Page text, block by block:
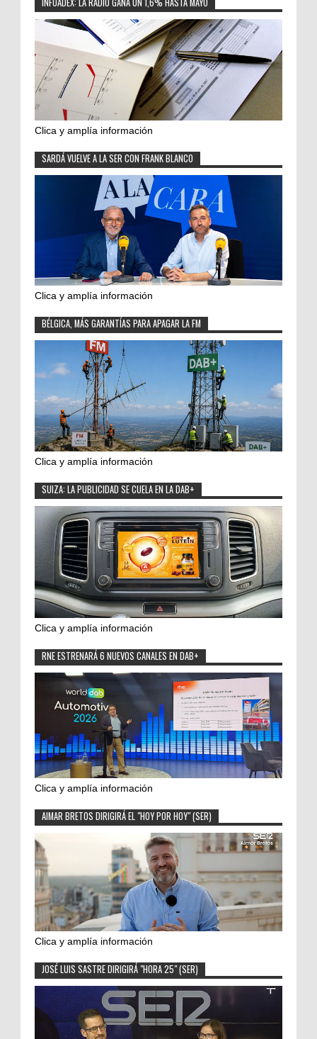
Clica y amplía información
SARDÁ VUELVE A LA SER CON FRANK BLANCO
Clica y amplía información
BÉLGICA, MÁS GARANTÍAS PARA APAGAR LA FM
Clica y amplía información
SUIZA: LA PUBLICIDAD SE CUELA EN LA DAB+
Clica y amplía información
RNE ESTRENARÁ 6 NUEVOS CANALES EN DAB+
Clica y amplía información
AIMAR BRETOS DIRIGIRÁ EL "HOY POR HOY" (SER)
Clica y amplía información
JOSÉ LUIS SASTRE DIRIGIRÁ "HORA 25" (SER)